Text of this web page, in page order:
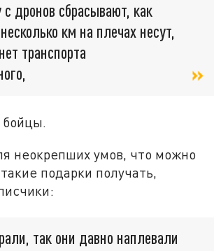
дронов сбрасывают, как
км на плечах несут,
транспорта
бойцы.
неокрепших умов, что можно
подарки получать,
так они давно наплевали